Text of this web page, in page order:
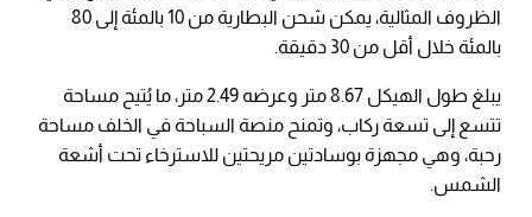
الظروف المثالية، يمكن شحن البطارية من 10 بالمئة إلى 80
بالمئة خلال أقل من 30 دقيقة.
يبلغ طول الهيكل ‎8.67 متر وعرضه ‎2.49 متر، ما يُتيح مساحة
تتسع إلى تسعة ركاب، وتمنح منصة السباحة في الخلف مساحة
رحبة، وهي مجهزة بوسادتين مريحتين للاسترخاء تحت أشعة
الشمس.